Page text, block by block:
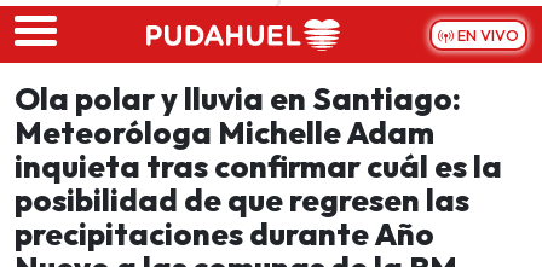
Skip to main content
EN VIVO
Ola polar y lluvia en Santiago:
Meteoróloga Michelle Adam
inquieta tras confirmar cuál es la
posibilidad de que regresen las
precipitaciones durante Año